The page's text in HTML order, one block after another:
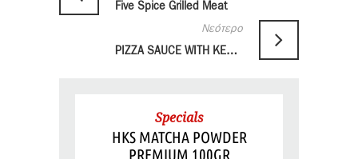
Five Spice Grilled Meat
Νεότερο
PIZZA SAUCE WITH KEWPIE MAYONAISE
Specials
HKS MATCHA POWDER
PREMIUM 100GR